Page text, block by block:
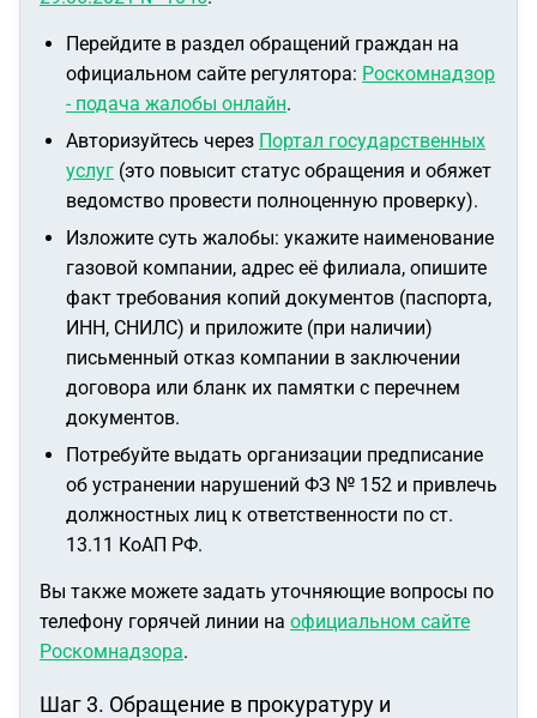
Перейдите в раздел обращений граждан на
официальном сайте регулятора: Роскомнадзор
- подача жалобы онлайн.
Авторизуйтесь через Портал государственных
услуг (это повысит статус обращения и обяжет
ведомство провести полноценную проверку).
Изложите суть жалобы: укажите наименование
газовой компании, адрес её филиала, опишите
факт требования копий документов (паспорта,
ИНН, СНИЛС) и приложите (при наличии)
письменный отказ компании в заключении
договора или бланк их памятки с перечнем
документов.
Потребуйте выдать организации предписание
об устранении нарушений ФЗ № 152 и привлечь
должностных лиц к ответственности по ст.
13.11 КоАП РФ.
Вы также можете задать уточняющие вопросы по
телефону горячей линии на официальном сайте
Роскомнадзора.
Шаг 3. Обращение в прокуратуру и